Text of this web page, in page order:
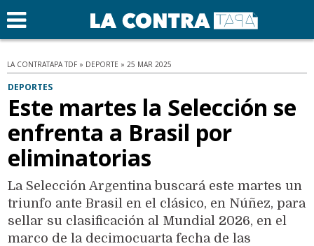
LA CONTRATAPA TDF » DEPORTE » 25 MAR 2025
DEPORTES
Este martes la Selección se
enfrenta a Brasil por
eliminatorias
La Selección Argentina buscará este martes un
triunfo ante Brasil en el clásico, en Núñez, para
sellar su clasificación al Mundial 2026, en el
marco de la decimocuarta fecha de las